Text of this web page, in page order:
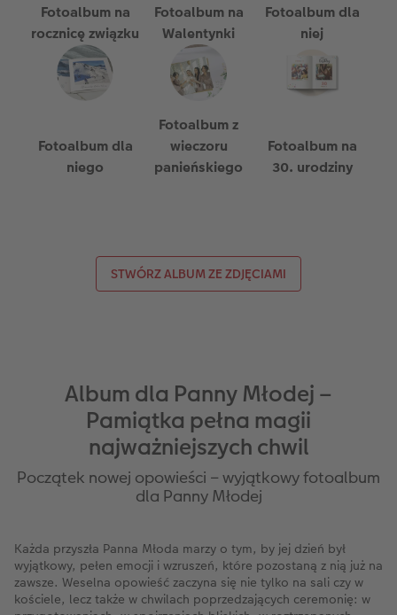
Fotoalbum na
rocznicę związku
Fotoalbum na
Walentynki
Fotoalbum dla
niej
Fotoalbum dla
niego
Fotoalbum z
wieczoru
panieńskiego
Fotoalbum na
30. urodziny
STWÓRZ ALBUM ZE ZDJĘCIAMI
Album dla Panny Młodej –
Pamiątka pełna magii
najważniejszych chwil
Początek nowej opowieści – wyjątkowy fotoalbum
dla Panny Młodej
Każda przyszła Panna Młoda marzy o tym, by jej dzień był
wyjątkowy, pełen emocji i wzruszeń, które pozostaną z nią już na
zawsze. Weselna opowieść zaczyna się nie tylko na sali czy w
kościele, lecz także w chwilach poprzedzających ceremonię: w